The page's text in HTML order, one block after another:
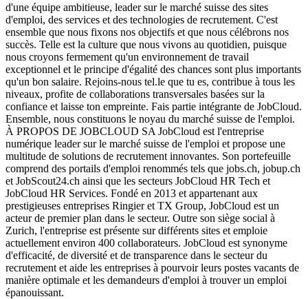
d'une équipe ambitieuse, leader sur le marché suisse des sites
d'emploi, des services et des technologies de recrutement. C'est
ensemble que nous fixons nos objectifs et que nous célébrons nos
succès. Telle est la culture que nous vivons au quotidien, puisque
nous croyons fermement qu'un environnement de travail
exceptionnel et le principe d'égalité des chances sont plus importants
qu'un bon salaire. Rejoins-nous tel.le que tu es, contribue à tous les
niveaux, profite de collaborations transversales basées sur la
confiance et laisse ton empreinte. Fais partie intégrante de JobCloud.
Ensemble, nous constituons le noyau du marché suisse de l'emploi.
À PROPOS DE JOBCLOUD SA JobCloud est l'entreprise
numérique leader sur le marché suisse de l'emploi et propose une
multitude de solutions de recrutement innovantes. Son portefeuille
comprend des portails d'emploi renommés tels que jobs.ch, jobup.ch
et JobScout24.ch ainsi que les secteurs JobCloud HR Tech et
JobCloud HR Services. Fondé en 2013 et appartenant aux
prestigieuses entreprises Ringier et TX Group, JobCloud est un
acteur de premier plan dans le secteur. Outre son siège social à
Zurich, l'entreprise est présente sur différents sites et emploie
actuellement environ 400 collaborateurs. JobCloud est synonyme
d'efficacité, de diversité et de transparence dans le secteur du
recrutement et aide les entreprises à pourvoir leurs postes vacants de
manière optimale et les demandeurs d'emploi à trouver un emploi
épanouissant.